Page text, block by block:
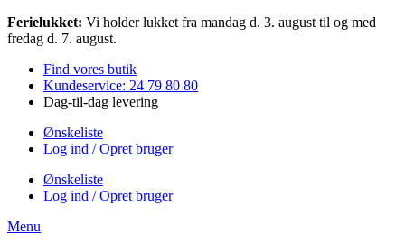
Videre
til
Ferielukket: Vi holder lukket fra mandag d. 3. august til og med
fredag d. 7. august.
Find vores butik
Kundeservice: 24 79 80 80
Dag-til-dag levering
Ønskeliste
Log ind / Opret bruger
Ønskeliste
Log ind / Opret bruger
Menu